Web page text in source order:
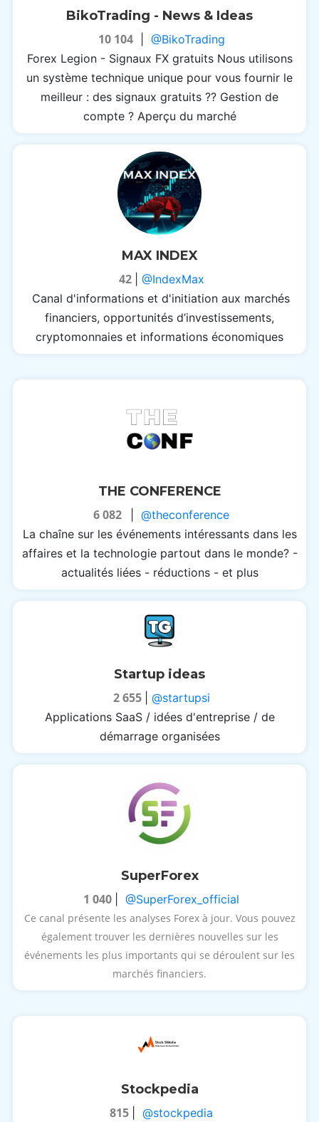
BikoTrading - News & Ideas
10 104| @BikoTrading
Forex Legion - Signaux FX gratuits Nous utilisons
un système technique unique pour vous fournir le
meilleur : des signaux gratuits ?? Gestion de
compte ? Aperçu du marché
MAX INDEX
42
@IndexMax
Canal d'informations et d'initiation aux marchés
financiers, opportunités d’investissements,
cryptomonnaies et informations économiques
THE CONFERENCE
6 082
@theconference
La chaîne sur les événements intéressants dans les
affaires et la technologie partout dans le monde? -
actualités liées - réductions - et plus
Startup ideas
2 655
@startupsi
Applications SaaS / idées d'entreprise / de
démarrage organisées
SuperForex
1 040
@SuperForex_official
Ce canal présente les analyses Forex à jour. Vous pouvez
également trouver les dernières nouvelles sur les
événements les plus importants qui se déroulent sur les
marchés financiers.
Stockpedia
815
@stockpedia